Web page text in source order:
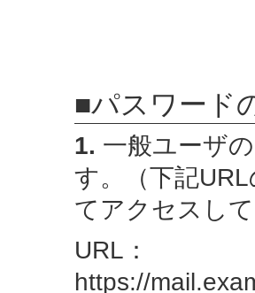
■パスワード
1. 一般ユーザ
す。（下記
てアクセスし
URL：
https://